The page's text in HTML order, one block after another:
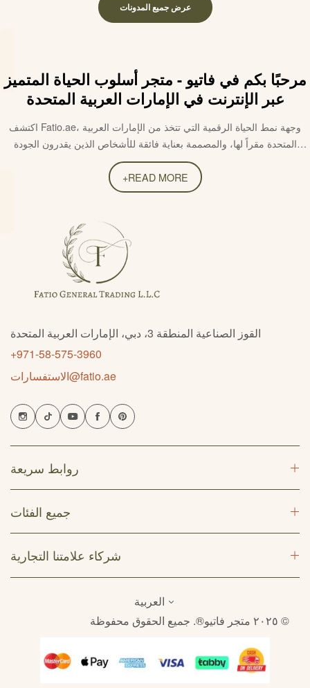
عرض جميع المدونات
مرحبًا بكم في فاتيو - متجر أسلوب الحياة المتميز
عبر الإنترنت في الإمارات العربية المتحدة
اكتشف Fatio.ae، وجهة نمط الحياة الرقمية التي تتخذ من الإمارات العربية
المتحدة مقراً لها، والمصممة بعناية فائقة للأشخاص الذين يقدرون الجودة
والراحة وأهمية الحياة اليومية. منالإكسسوارات الأنيقة
إلى أثاث المكاتب المريح، ومستلزمات الأطفال، وديكور المنزل، ومنتجات
والعناية بالبشرة الطبيعية، تم اختيار كل مجموعة في فاتيو بعناية
يقع مقر فاتيو في دبي ويقوم بالتوصيل في جميع أنحاء الإمارات العربية
المتحدة، ويجمع بين العلامات التجارية العالمية المتميزة المعروفة ببراعتها
ومتانتها وتصميمها الراقي. سواء كنت تبحث عن حقائب يد أنيقة عبر الإنترنت
مريحة لمساحة عملك، أو هدايا
مدروسة، أو أساسيات العناية بالبشرة المناسبة لأنماط الحياة العصرية، تقدم
أكثر من مجرد متجر عبر الإنترنت، تم بناء فاتيو حول فكرة أن المنتجات التي
نختارها يجب أن تدعم الطريقة التي نعيش بها، ونعمل، ونستريح، ونعتني بأنفسنا
تسوق عبر الإنترنت بثقة في فاتيو واستمتع بتجربة تسوق سلسة في الإمارات
+READ MORE
القوز الصناعية المنطقة 3، دبي، الإمارات العربية المتحدة
+971-58-575-3960
الاستفسارات@fatio.ae
روابط سريعة
جميع الفئات
شركاء علامتنا التجارية
© ٢٠٢٥ متجر فاتيو®. جميع الحقوق محفوظة